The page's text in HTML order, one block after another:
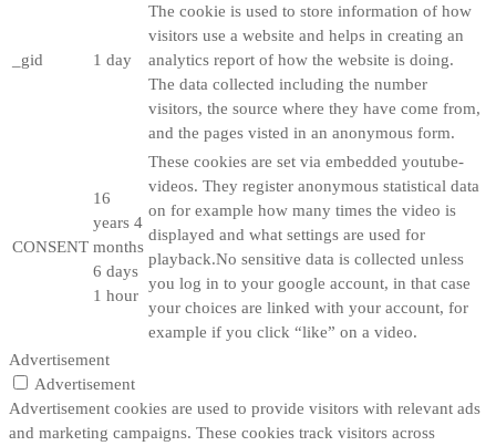
_gid 1 day
The cookie is used to store information of how
visitors use a website and helps in creating an
analytics report of how the website is doing.
The data collected including the number
visitors, the source where they have come from,
and the pages visted in an anonymous form.
CONSENT
16
years 4
months
6 days
1 hour
These cookies are set via embedded youtube-
videos. They register anonymous statistical data
on for example how many times the video is
displayed and what settings are used for
playback.No sensitive data is collected unless
you log in to your google account, in that case
your choices are linked with your account, for
example if you click “like” on a video.
Advertisement
Advertisement
Advertisement cookies are used to provide visitors with relevant ads
and marketing campaigns. These cookies track visitors across